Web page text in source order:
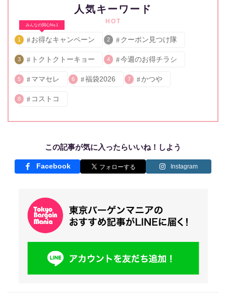
人気キーワード
HOT
みんなの関心No.1
1 お得なキャンペーン 2 クーポン見つけ隊
3 トクトクトーキョー 4 今週のお得チラシ
5 ママセレ 6 福袋2026 7 かつや
8 コストコ
この記事が気に入ったらいいね！しよう
Facebook Instagram